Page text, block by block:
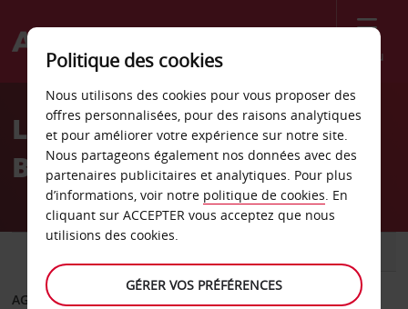
Menu
Welcome
AvisLocation de voiture
Bundaberg
AGENCE DE DÉPART
Politique des cookies
Nous utilisons des cookies pour vous proposer des
offres personnalisées, pour des raisons analytiques
et pour améliorer votre expérience sur notre site.
Nous partageons également nos données avec des
partenaires publicitaires et analytiques. Pour plus
d’informations, voir notre politique de cookies. En
cliquant sur ACCEPTER vous acceptez que nous
utilisions des cookies.
GÉRER VOS PRÉFÉRENCES